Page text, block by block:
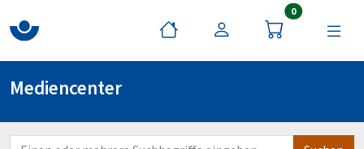
0Artikel im
Mediencenter